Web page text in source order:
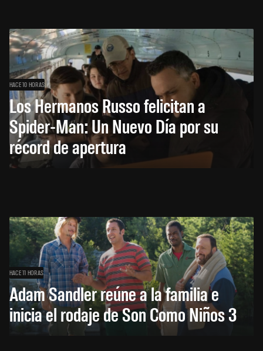
HACE 10 HORAS
Los Hermanos Russo felicitan a
Spider-Man: Un Nuevo Día por su
récord de apertura
HACE 11 HORAS
Adam Sandler reúne a la familia e
inicia el rodaje de Son Como Niños 3